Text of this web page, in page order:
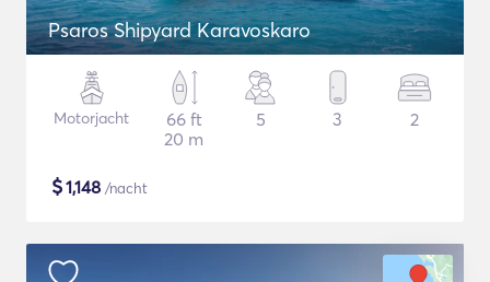
Psaros Shipyard Karavoskaro
Motorjacht
66 ft
20 m
5 3 2
$1,148 /nacht